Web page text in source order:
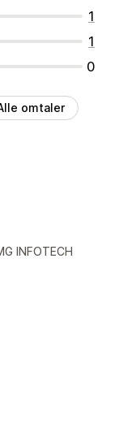
1
1
0
omtaler
INFOTECH